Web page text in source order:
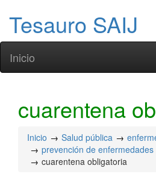
Tesauro SAIJ
Inicio
cuarentena
Inicio Salud pública
prevención de enfermedades
cuarentena obligatoria